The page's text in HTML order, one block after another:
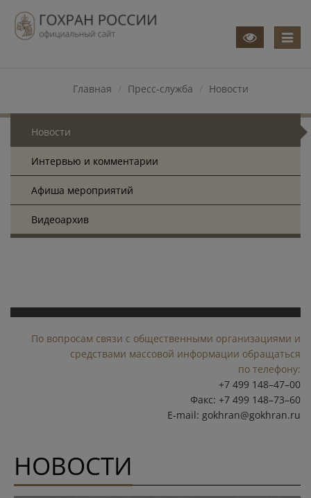
Меню
Главная Пресс-служба Новости
Новости
Интервью и комментарии
Афиша мероприятий
Видеоархив
По вопросам связи с общественными организациями и
средствами массовой информации обращаться
по телефону:
+7 499 148–47–00
Факс: +7 499 148–73–60
E-mail: gokhran@gokhran.ru
НОВОСТИ